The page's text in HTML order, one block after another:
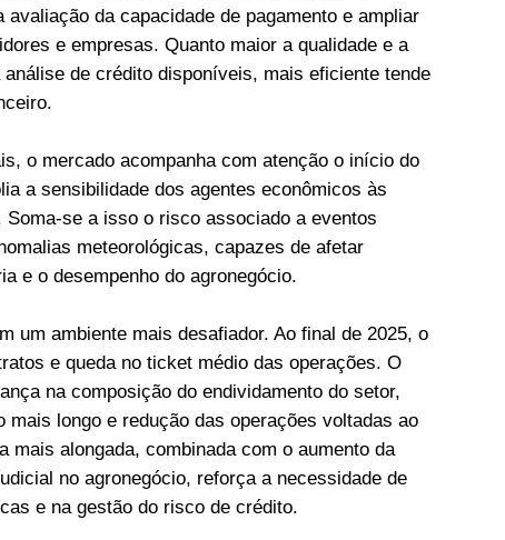
da capacidade de pagamento e ampliar
e empresas. Quanto maior a qualidade e a
de crédito disponíveis, mais eficiente tende
o mercado acompanha com atenção o início do
a sensibilidade dos agentes econômicos às
se a isso o risco associado a eventos
meteorológicas, capazes de afetar
e o desempenho do agronegócio.
um ambiente mais desafiador. Ao final de 2025, o
e queda no ticket médio das operações. O
na composição do endividamento do setor,
longo e redução das operações voltadas ao
alongada, combinada com o aumento da
no agronegócio, reforça a necessidade de
e na gestão do risco de crédito.